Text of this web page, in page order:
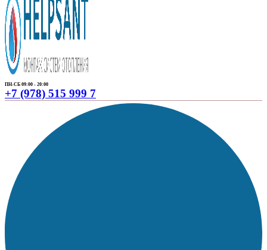
ПН-СБ 09:00 - 20:00
+7 (978) 515 999 7